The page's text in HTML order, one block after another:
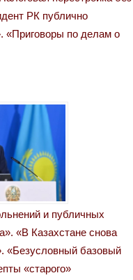
РК публично
«Приговоры по делам о
и публичных
«В Казахстане снова
базовый
«старого»